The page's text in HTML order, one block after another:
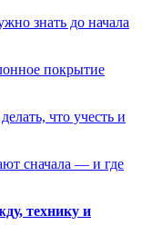
знать до начала
покрытие
что учесть и
сначала — и где
технику и